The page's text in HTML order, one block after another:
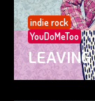
indie rock
YouDoMeToo
LEAVING